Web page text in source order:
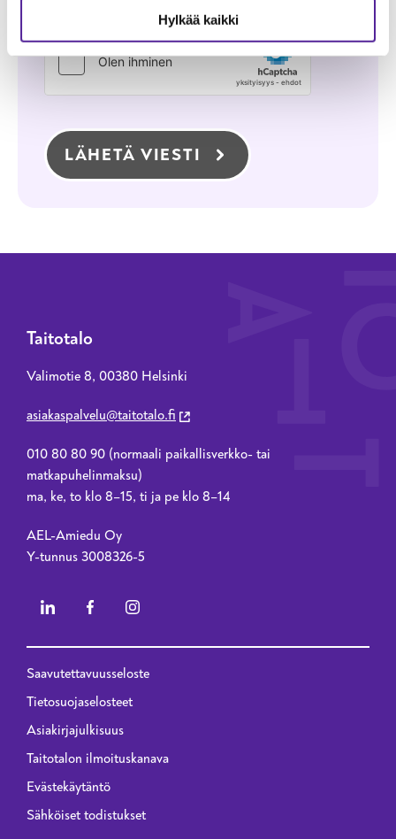
Hylkää kaikki
ROSKAPOSTITARKISTUS
LÄHETÄ VIESTI
Taitotalo
Valimotie 8, 00380 Helsinki
asiakaspalvelu@taitotalo.fi
010 80 80 90 (normaali paikallisverkko- tai
matkapuhelinmaksu)
ma, ke, to klo 8–15, ti ja pe klo 8–14
AEL-Amiedu Oy
Y-tunnus 3008326-5
Privacy menu - 2023 renewal
Saavutettavuusseloste
Tietosuojaselosteet
Asiakirjajulkisuus
Taitotalon ilmoituskanava
Evästekäytäntö
Sähköiset todistukset